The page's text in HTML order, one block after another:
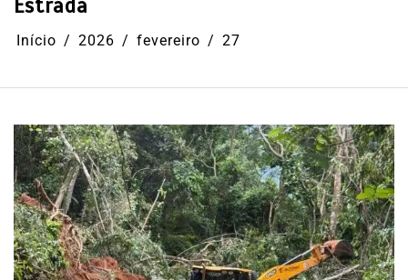
Estrada
Início 2026 fevereiro 27